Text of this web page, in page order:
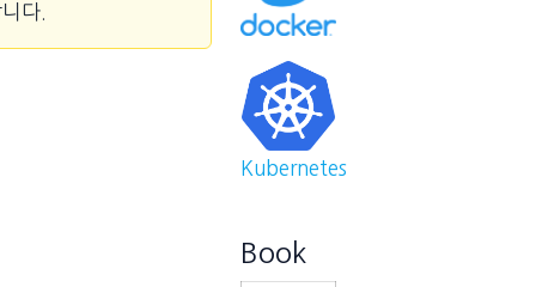
다.
Kubernetes
Book